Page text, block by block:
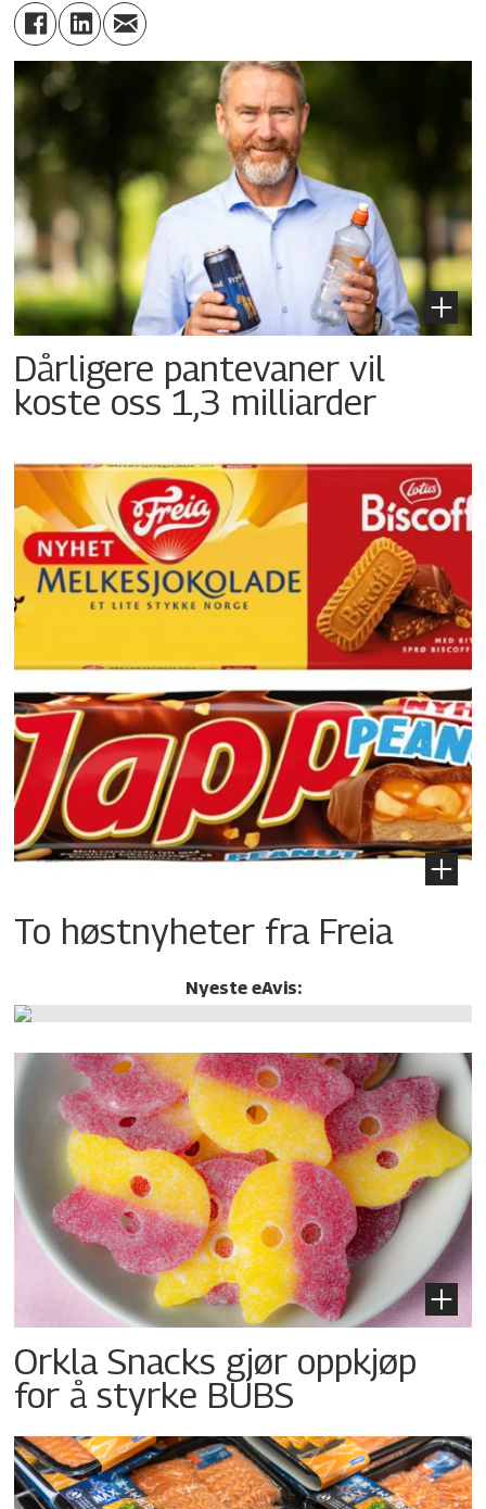
Dårligere pantevaner vil
koste oss 1,3 milliarder
To høstnyheter fra Freia
Nyeste eAvis:
Orkla Snacks gjør oppkjøp
for å styrke BUBS